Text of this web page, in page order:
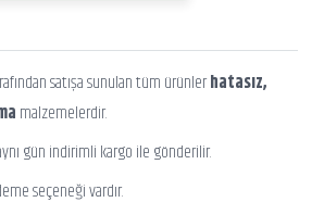
satışa sunulan tüm ürünlerhatasız,
malzemelerdir.
gün indirimli kargo ile gönderilir.
seçeneği vardır.